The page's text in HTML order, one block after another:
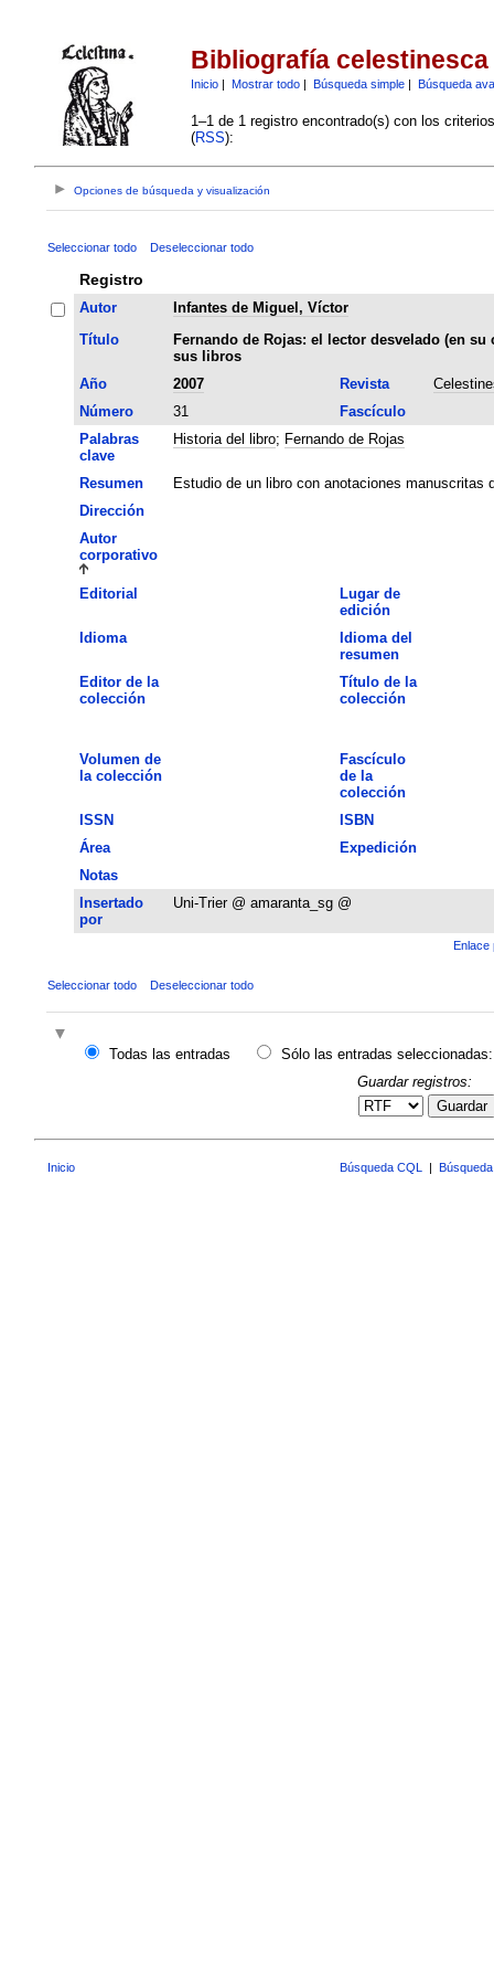
Bibliografía celestinesca
Inicio| Mostrar todo| Búsqueda simple| Búsqueda
1–1 de 1 registro encontrado(s) con los
(RSS):
Opciones de búsqueda y visualización
Seleccionar todo Deseleccionar todo
Registro
Autor
Infantes de Miguel, Víctor
Título
Fernando de Rojas: el lector desvelado (en
sus libros
Año
2007 Revista
Número
31
Fascículo
Palabras
clave
Historia del libro; Fernando de Rojas
Resumen
Estudio de un libro con anotaciones manuscritas
Dirección
Autor
corporativo
Editorial
Lugar de
edición
Idioma
Idioma del
resumen
Editor de la
colección
Título de la
colección
Volumen de
la colección
Fascículo
de la
colección
ISSN
ISBN
Área
Expedición
Notas
Insertado
por
Uni-Trier @ amaranta_sg @
Enlace
Seleccionar todo Deseleccionar todo
Todas las entradas
Sólo las entradas seleccionadas:
Guardar registros:
Guardar
Inicio Búsqueda CQL